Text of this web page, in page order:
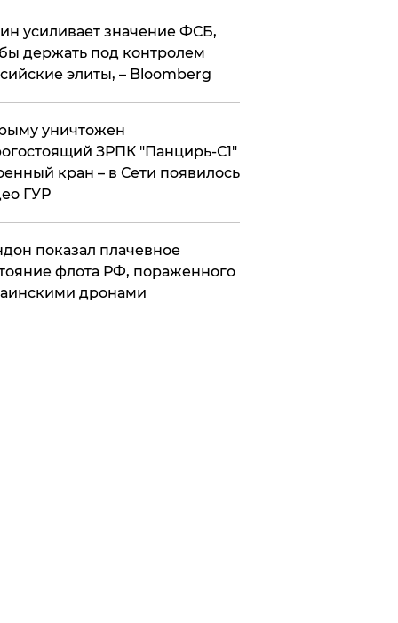
усиливает значение ФСБ,
держать под контролем
элиты, – Bloomberg
уничтожен
ЗРПК "Панцирь-С1"
кран – в Сети появилось
ГУР
показал плачевное
флота РФ, пораженного
дронами